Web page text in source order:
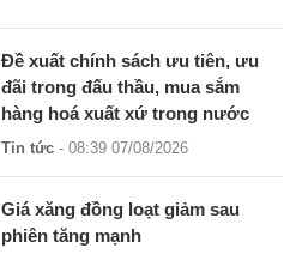
Đề xuất chính sách ưu tiên, ưu
đãi trong đấu thầu, mua sắm
hàng hoá xuất xứ trong nước
Tin tức - 08:39 07/08/2026
Giá xăng đồng loạt giảm sau
phiên tăng mạnh